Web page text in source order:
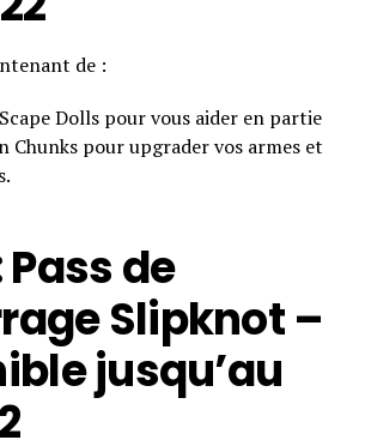
de :
Dolls pour vous aider en partie
Chunks pour upgrader vos armes et
Pass de
Slipknot –
jusqu’au